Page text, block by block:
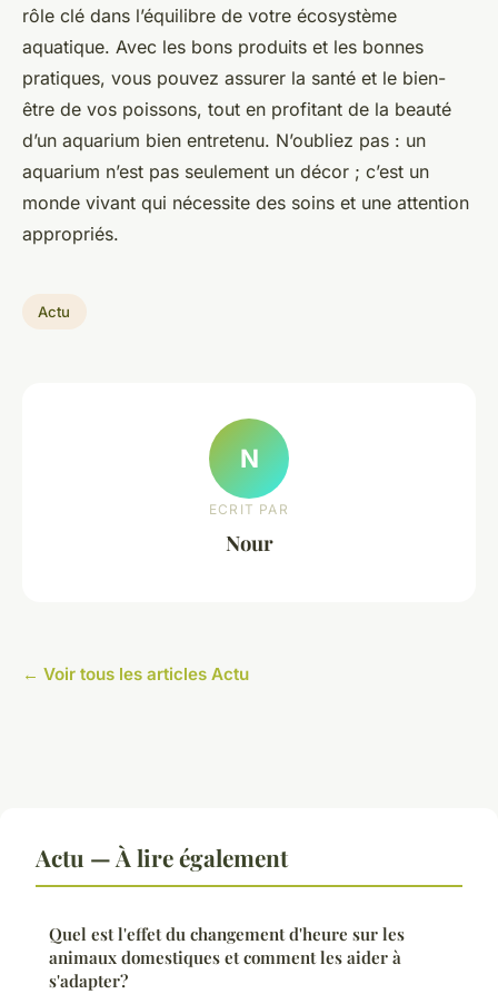
rôle clé dans l’équilibre de votre écosystème
aquatique. Avec les bons produits et les bonnes
pratiques, vous pouvez assurer la santé et le bien-
être de vos poissons, tout en profitant de la beauté
d’un aquarium bien entretenu. N’oubliez pas : un
aquarium n’est pas seulement un décor ; c’est un
monde vivant qui nécessite des soins et une attention
appropriés.
Actu
N
ECRIT PAR
Nour
← Voir tous les articles Actu
Actu — À lire également
Quel est l'effet du changement d'heure sur les
animaux domestiques et comment les aider à
s'adapter?